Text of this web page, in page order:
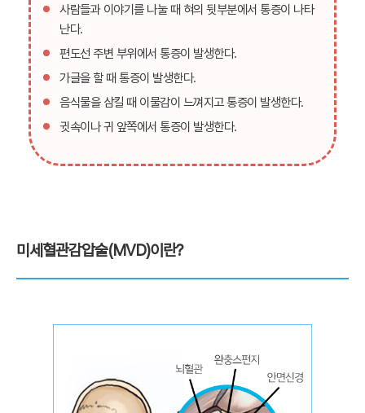
사람들과 이야기를 나눌 때 혀의 뒷부분에서 통증이 나타
난다.
편도선 주변 부위에서 통증이 발생한다.
가글을 할 때 통증이 발생한다.
음식물을 삼킬 때 이물감이 느껴지고 통증이 발생한다.
귓속이나 귀 앞쪽에서 통증이 발생한다.
미세혈관감압술(MVD)이란?